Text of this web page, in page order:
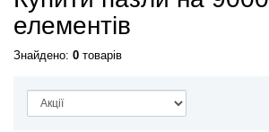
елементів
Знайдено: 0 товарів